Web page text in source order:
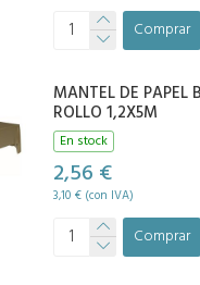
Comprar
MANTEL DE PAPEL
ROLLO 1,2X5M
En stock
2,56 €
3,10 € (con IVA)
Comprar